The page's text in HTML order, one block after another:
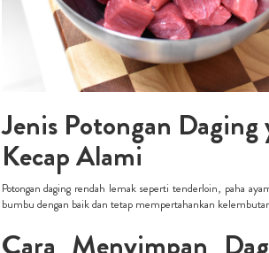
Jenis Potongan
Kecap Alami
Potongan daging rendah lemak seperti tenderloin, paha
bumbu dengan baik dan tetap mempertahankan
Cara Menyimpan